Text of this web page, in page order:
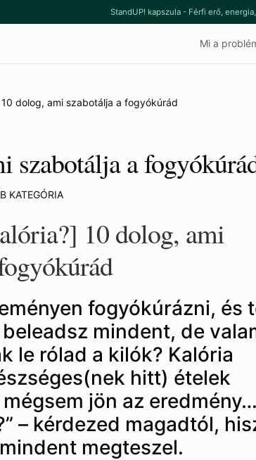
StandUP! kapszula - Férfi erő,
Mi a
10 dolog, ami szabotálja a fogyókúrád
szabotálja a
KATEGÓRIA
10 dolog, ami
fogyókúrázni, és
mindent, de
le rólad a kilók? Kalória
hitt) ételek
jön az eredmény…
– kérdezed magadtól,
megteszel.